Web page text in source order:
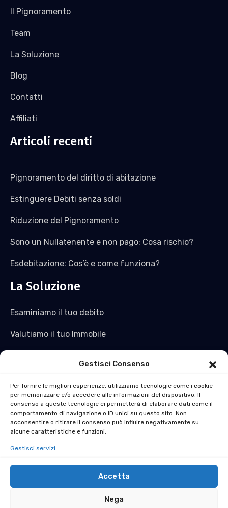
Gestisci Consenso
Per fornire le migliori esperienze, utilizziamo tecnologie come i cookie
per memorizzare e/o accedere alle informazioni del dispositivo. Il
consenso a queste tecnologie ci permetterà di elaborare dati come il
comportamento di navigazione o ID unici su questo sito. Non
acconsentire o ritirare il consenso può influire negativamente su
alcune caratteristiche e funzioni.
Gestisci servizi
Accetta
Nega
Il Pignoramento
Team
La Soluzione
Blog
Contatti
Affiliati
Articoli recenti
Pignoramento del diritto di abitazione
Estinguere Debiti senza soldi
Riduzione del Pignoramento
Sono un Nullatenente e non pago: Cosa rischio?
Esdebitazione: Cos’è e come funziona?
La Soluzione
Esaminiamo il tuo debito
Valutiamo il tuo Immobile
Ti ridiamo liquidità
La soluzione al Pignoramento Immobiliare in 30 Giorni